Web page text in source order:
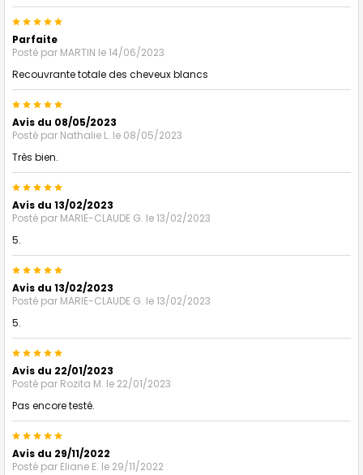
5
Parfaite
Posté par MARTIN le 14/06/2023
Recouvrante totale des cheveux blancs
5
Avis du 08/05/2023
Posté par Nathalie L. le 08/05/2023
Très bien.
5
Avis du 13/02/2023
Posté par MARIE-CLAUDE G. le 13/02/2023
5.
5
Avis du 13/02/2023
Posté par MARIE-CLAUDE G. le 13/02/2023
5.
5
Avis du 22/01/2023
Posté par Rozita M. le 22/01/2023
Pas encore testé.
5
Avis du 29/11/2022
Posté par Eliane E. le 29/11/2022